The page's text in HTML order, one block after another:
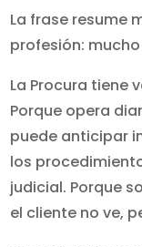
La frase resume
profesión:
La Procura tiene
Porque opera
puede anticipar
los
judicial. Porque
el cliente no ve,